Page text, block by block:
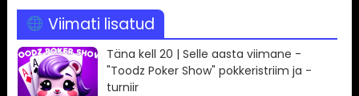
Viimati lisatud
Täna kell 20 | Selle aasta viimane -
"Toodz Poker Show" pokkeristriim ja -
turniir